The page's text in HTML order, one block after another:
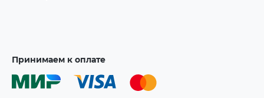
Принимаем к оплате